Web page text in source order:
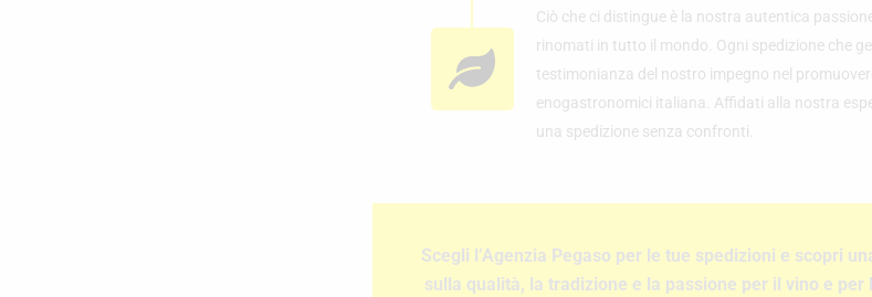
Ciò che ci distingue è la nostra autentica
rinomati in tutto il mondo. Ogni spedizione che
testimonianza del nostro impegno nel
enogastronomici italiana. Affidati alla nostra
una spedizione senza confronti.
Scegli l’Agenzia Pegaso per le tue spedizioni e scopri
sulla qualità, la tradizione e la passione per il vino e per